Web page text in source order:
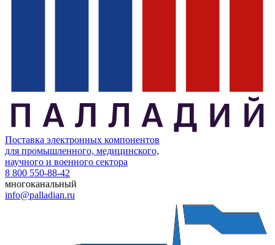
Поставка электронных компонентов
для промышленного, медицинского,
научного и военного сектора
8 800 550-88-42
многоканальный
info@palladian.ru